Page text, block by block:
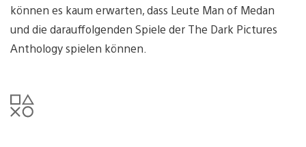
können es kaum erwarten, dass Leute Man of Medan
und die darauffolgenden Spiele der The Dark Pictures
Anthology spielen können.